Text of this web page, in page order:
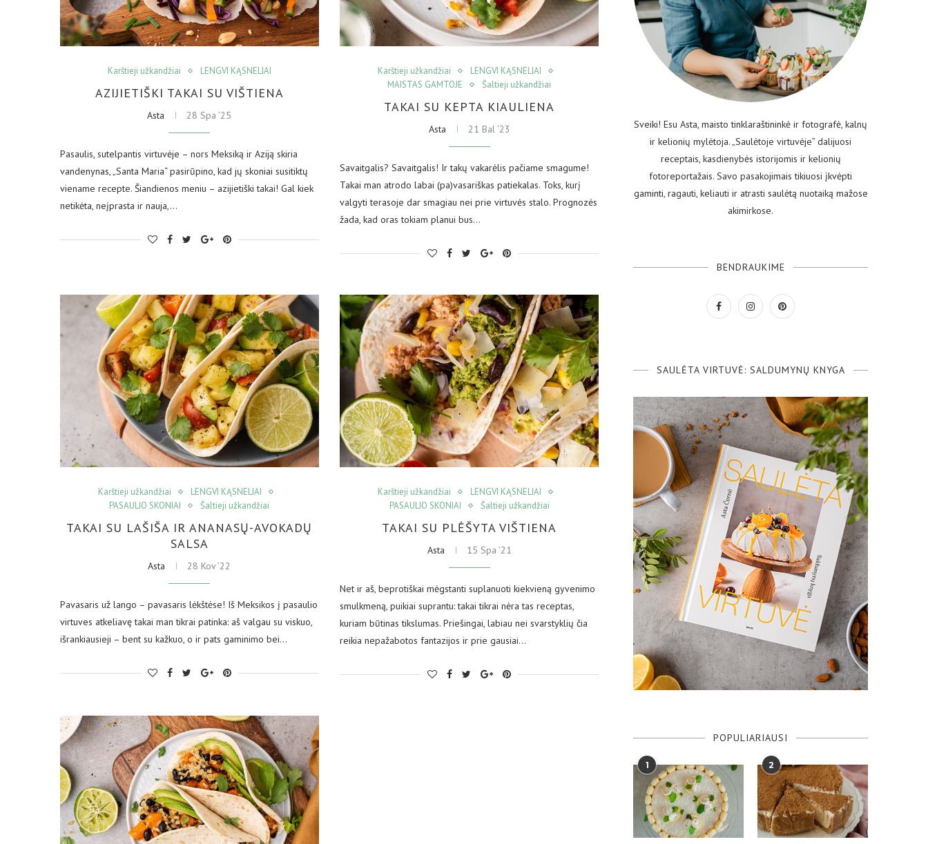
Karštieji užkandžiai LENGVI KĄSNELIAI
AZIJIETIŠKI TAKAI SU VIŠTIENA
Asta 28 Spa ’25
Pasaulis, sutelpantis virtuvėje – nors Meksiką ir Aziją skiria
vandenynas, „Santa Maria“ pasirūpino, kad jų skoniai susitiktų
viename recepte. Šiandienos meniu – azijietiški takai! Gal kiek
netikėta, neįprasta ir nauja,…
Karštieji užkandžiai
LENGVI KĄSNELIAI
MAISTAS GAMTOJE
Šaltieji užkandžiai
TAKAI SU KEPTA KIAULIENA
Asta 21 Bal ’23
Savaitgalis? Savaitgalis! Ir takų vakarėlis pačiame smagume!
Takai man atrodo labai (pa)vasariškas patiekalas. Toks, kurį
valgyti terasoje dar smagiau nei prie virtuvės stalo. Prognozės
žada, kad oras tokiam planui bus…
Karštieji užkandžiai
LENGVI KĄSNELIAI
PASAULIO SKONIAI
Šaltieji užkandžiai
TAKAI SU LAŠIŠA IR ANANASŲ-AVOKADŲ
SALSA
Asta 28 Kov ’22
Pavasaris už lango – pavasaris lėkštėse! Iš Meksikos į pasaulio
virtuves atkeliavę takai man tikrai patinka: aš valgau su viskuo,
išrankiausieji – bent su kažkuo, o ir pats gaminimo bei…
Karštieji užkandžiai
LENGVI KĄSNELIAI
PASAULIO SKONIAI
Šaltieji užkandžiai
TAKAI SU PLĖŠYTA VIŠTIENA
Asta 15 Spa ’21
Net ir aš, beprotiškai mėgstanti suplanuoti kiekvieną gyvenimo
smulkmeną, puikiai suprantu: takai tikrai nėra tas receptas,
kuriam būtinas tikslumas. Priešingai, labiau nei svarstyklių čia
reikia nepažabotos fantazijos ir prie gausiai…
Sveiki! Esu Asta, maisto tinklaraštininkė ir fotografė, kalnų
ir kelionių mylėtoja. „Saulėtoje virtuvėje” dalijuosi
receptais, kasdienybės istorijomis ir kelionių
fotoreportažais. Savo pasakojimais tikiuosi įkvėpti
gaminti, ragauti, keliauti ir atrasti saulėtą nuotaiką mažose
akimirkose.
BENDRAUKIME
SAULĖTA VIRTUVĖ: SALDUMYNŲ KNYGA
POPULIARIAUSI
1 2